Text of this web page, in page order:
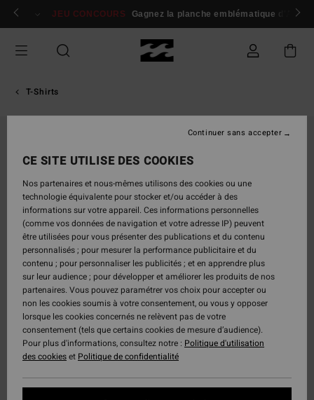
Passer
Se connecter / s'inscrire
JEU CONCOURS Gagnez la planche emblématique d'Andy
T-Shirts
CE SITE UTILISE DES COOKIES
Nos partenaires et nous-mêmes utilisons des cookies ou une
technologie équivalente pour stocker et/ou accéder à des
informations sur votre appareil. Ces informations personnelles
(comme vos données de navigation et votre adresse IP) peuvent
être utilisées pour vous présenter des publications et du contenu
personnalisés ; pour mesurer la performance publicitaire et du
contenu ; pour personnaliser les publicités ; et en apprendre plus
sur leur audience ; pour développer et améliorer les produits de nos
partenaires. Vous pouvez paramétrer vos choix pour accepter ou
non les cookies soumis à votre consentement, ou vous y opposer
lorsque les cookies concernés ne relèvent pas de votre
consentement (tels que certains cookies de mesure d’audience).
Pour plus d'informations, consultez notre : Politique d'utilisation
des cookieset Politique de confidentialité
Continuer sans accepter